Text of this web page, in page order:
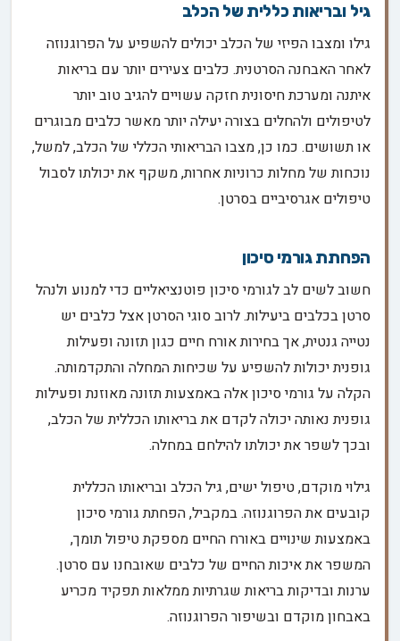
גיל ובריאות כללית של הכלב
גילו ומצבו הפיזי של הכלב יכולים להשפיע על הפרוגנוזה
לאחר האבחנה הסרטנית. כלבים צעירים יותר עם בריאות
איתנה ומערכת חיסונית חזקה עשויים להגיב טוב יותר
לטיפולים ולהחלים בצורה יעילה יותר מאשר כלבים מבוגרים
או תשושים. כמו כן, מצבו הבריאותי הכללי של הכלב, למשל,
נוכחות של מחלות כרוניות אחרות, משקף את יכולתו לסבול
טיפולים אגרסיביים בסרטן.
הפחתת גורמי סיכון
חשוב לשים לב לגורמי סיכון פוטנציאליים כדי למנוע ולנהל
סרטן בכלבים ביעילות. לרוב סוגי הסרטן אצל כלבים יש
נטייה גנטית, אך בחירות אורח חיים כגון תזונה ופעילות
גופנית יכולות להשפיע על שכיחות המחלה והתקדמותה.
הקלה על גורמי סיכון אלה באמצעות תזונה מאוזנת ופעילות
גופנית נאותה יכולה לקדם את בריאותו הכללית של הכלב,
ובכך לשפר את יכולתו להילחם במחלה.
גילוי מוקדם, טיפול ישים, גיל הכלב ובריאותו הכללית
קובעים את הפרוגנוזה. במקביל, הפחתת גורמי סיכון
באמצעות שינויים באורח החיים מספקת טיפול תומך,
המשפר את איכות החיים של כלבים שאובחנו עם סרטן.
ערנות ובדיקות בריאות שגרתיות ממלאות תפקיד מכריע
באבחון מוקדם ובשיפור הפרוגנוזה.